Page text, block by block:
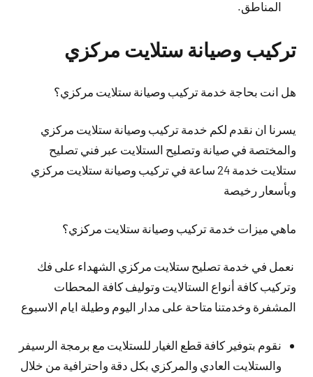
المناطق.
تركيب وصيانة ستلايت مركزي
هل انت بحاجة خدمة تركيب وصيانة ستلايت مركزي؟
يسرنا ان نقدم لكم خدمة تركيب وصيانة ستلايت مركزي
والمختصة في صيانة وتصليح الستلايت عبر فني تصليح
ستلايت خدمة 24 ساعة في تركيب وصيانة ستلايت مركزي
وبأسعار رخيصة
ماهي ميزات خدمة تركيب وصيانة ستلايت مركزي؟
نعمل في خدمة تصليح ستلايت مركزي الشهداء على فك
وتركيب كافة أنواع الستالايت وتوليف كافة المحطات
المشفرة وخدمتنا متاحة على مدار اليوم وطيلة ايام الاسبوع
نقوم بتوفير كافة قطع الغيار للستلايت مع برمجة الرسيفر
والستلايت العادي والمركزي بكل دقة واحترافية من خلال